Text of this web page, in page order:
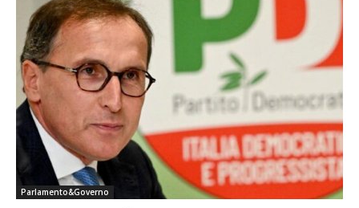
Parlamento&Governo